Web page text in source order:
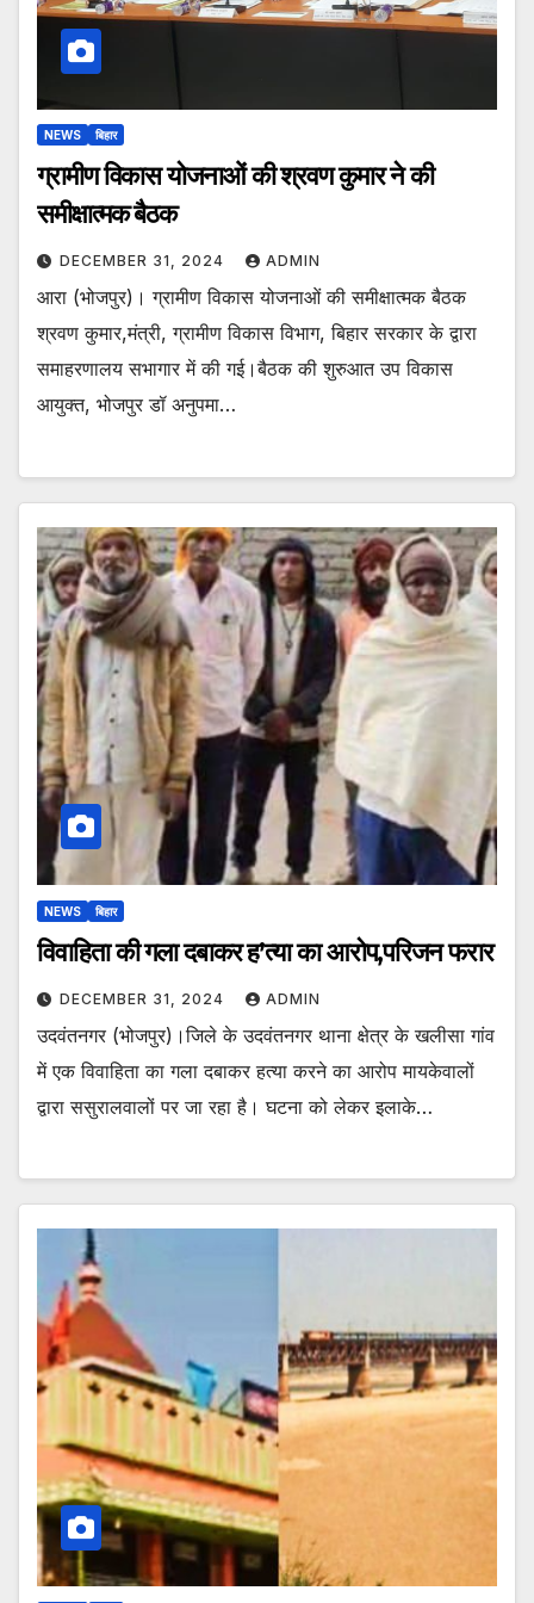
NEWS बिहार
ग्रामीण विकास योजनाओं की श्रवण कुमार ने की
समीक्षात्मक बैठक
DECEMBER 31, 2024 ADMIN
आरा (भोजपुर)। ग्रामीण विकास योजनाओं की समीक्षात्मक बैठक
श्रवण कुमार,मंत्री, ग्रामीण विकास विभाग, बिहार सरकार के द्वारा
समाहरणालय सभागार में की गई।बैठक की शुरुआत उप विकास
आयुक्त, भोजपुर डॉ अनुपमा…
NEWS बिहार
विवाहिता की गला दबाकर ह’त्या का आरोप,परिजन फरार
DECEMBER 31, 2024 ADMIN
उदवंतनगर (भोजपुर)।जिले के उदवंतनगर थाना क्षेत्र के खलीसा गांव
में एक विवाहिता का गला दबाकर हत्या करने का आरोप मायकेवालों
द्वारा ससुरालवालों पर जा रहा है। घटना को लेकर इलाके…